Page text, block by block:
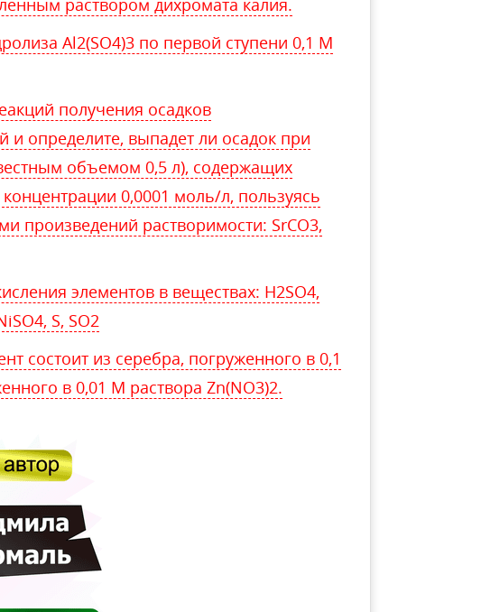
Аl2(SO4)3 по первой ступени 0,1 М
получения осадков
и определите, выпадет ли осадок при
объемом 0,5 л), содержащих
0,0001 моль/л, пользуясь
произведений растворимости: SrCO3,
элементов в веществах: H2SO4,
S, SO2
состоит из серебра, погруженного в 0,1
в 0,01 М раствора Zn(NO3)2.